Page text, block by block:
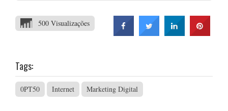
500 Visualizações
Tags:
0PT50 Internet Marketing Digital